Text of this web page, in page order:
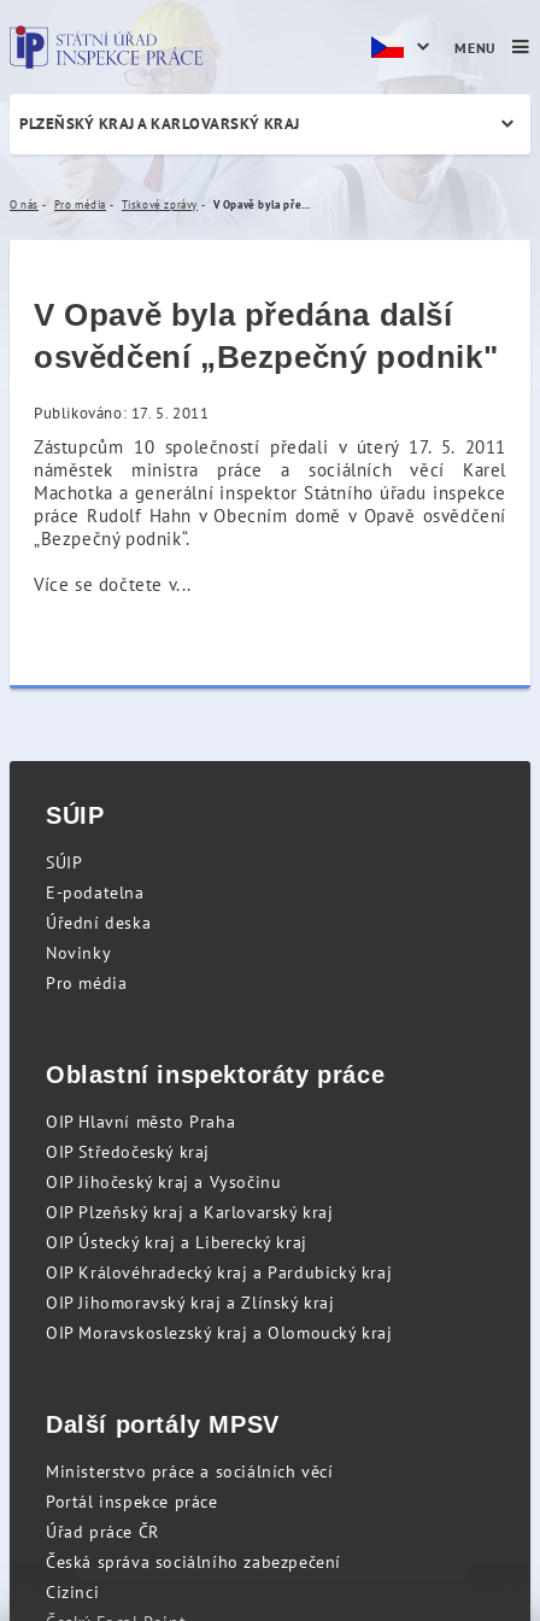
V Opavě byla předána
PLZEŇSKÝ KRAJ A KARLOVARSKÝ KRAJ
O nás Pro média Tiskové zprávy
V Opavě byla předána další
osvědčení „Bezpečný podnik"
Publikováno: 17. 5. 2011
Zástupcům 10 společností předali v úterý 17. 5. 2011
náměstek ministra práce a sociálních věcí Karel
Machotka a generální inspektor Státního úřadu inspekce
práce Rudolf Hahn v Obecním domě v Opavě osvědčení
„Bezpečný podnik“.
Více se dočtete v...
MENU
SÚIP
SÚIP
E-podatelna
Úřední deska
Novinky
Pro média
Oblastní inspektoráty práce
OIP Hlavní město Praha
OIP Středočeský kraj
OIP Jihočeský kraj a Vysočinu
OIP Plzeňský kraj a Karlovarský kraj
OIP Ústecký kraj a Liberecký kraj
OIP Královéhradecký kraj a Pardubický kraj
OIP Jihomoravský kraj a Zlínský kraj
OIP Moravskoslezský kraj a Olomoucký kraj
Další portály MPSV
Ministerstvo práce a sociálních věcí
Portál inspekce práce
Úřad práce ČR
Česká správa sociálního zabezpečení
Cizinci